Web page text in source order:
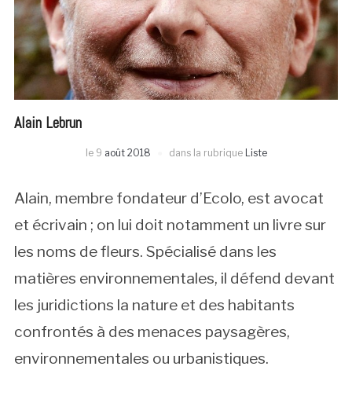
Alain Lebrun
le 9 août 2018 dans la rubrique Liste
Alain, membre fondateur d’Ecolo, est avocat
et écrivain ; on lui doit notamment un livre sur
les noms de fleurs. Spécialisé dans les
matières environnementales, il défend devant
les juridictions la nature et des habitants
confrontés à des menaces paysagères,
environnementales ou urbanistiques.